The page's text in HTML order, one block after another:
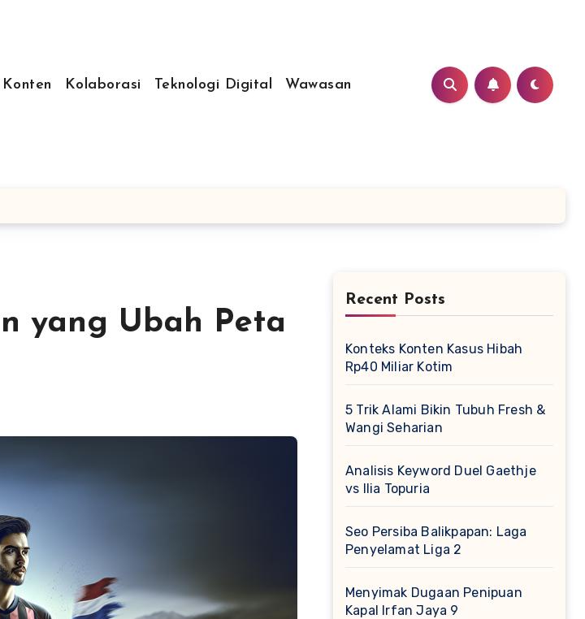
Kolaborasi Teknologi Digital Wawasan
yang Ubah Peta
Recent Posts
Konteks Konten Kasus Hibah
Rp40 Miliar Kotim
5 Trik Alami Bikin Tubuh Fresh &
Wangi Seharian
Analisis Keyword Duel Gaethje
vs Ilia Topuria
Seo Persiba Balikpapan: Laga
Penyelamat Liga 2
Menyimak Dugaan Penipuan
Kapal Irfan Jaya 9